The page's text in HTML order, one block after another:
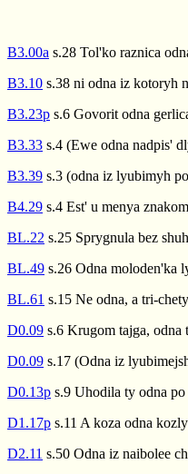
B3.00a s.28 Tol'ko raznica
B3.10 s.38 ni odna iz kotoryh
B3.23p s.6 Govorit odna
B3.33 s.4 (Ewe odna nadpis'
B3.39 s.3 (odna iz lyubimyh
B4.29 s.4 Est' u menya
BL.22 s.25 Sprygnula bez
BL.49 s.26 Odna moloden'ka
BL.61 s.15 Ne odna, a tri-
D0.09 s.6 Krugom tajga, odna
D0.09 s.17 (Odna iz
D0.13p s.9 Uhodila ty odna
D1.17p s.11 A koza odna
D2.11 s.50 Odna iz naibolee